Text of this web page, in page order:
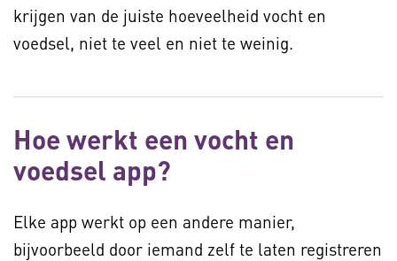
krijgen van de juiste hoeveelheid vocht en
voedsel, niet te veel en niet te weinig.
Hoe werkt een vocht en
voedsel app?
Elke app werkt op een andere manier,
bijvoorbeeld door iemand zelf te laten registreren